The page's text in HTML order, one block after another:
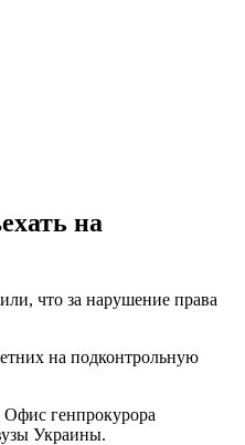
на
что за нарушение права
на подконтрольную
Офис генпрокурора
Украины.